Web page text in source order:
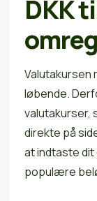
DKK
Valutakursen
løbende.
valutakurser,
direkte på
at indtaste
populære